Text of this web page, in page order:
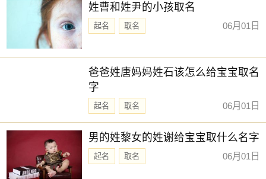
姓曹和姓尹的小孩取名
起名 取名 06月01日
爸爸姓唐妈妈姓石该怎么给宝宝取名
字
起名 取名 06月01日
男的姓黎女的姓谢给宝宝取什么名字
起名 取名 06月01日